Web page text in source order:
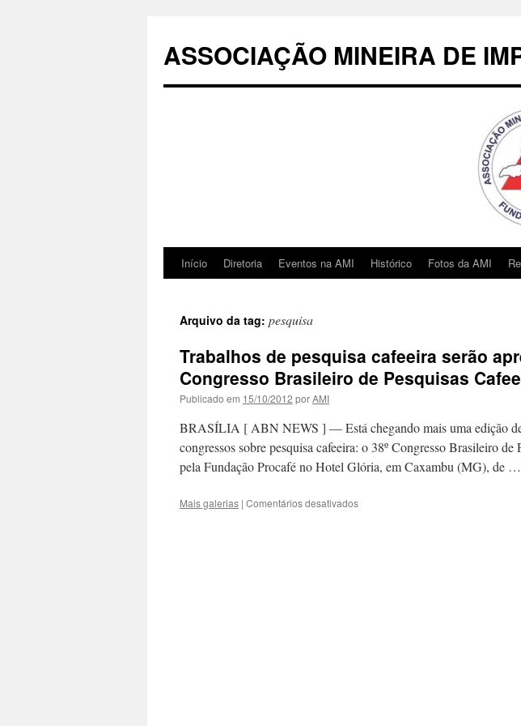
conteúdo
ASSOCIAÇÃO MINEIRA DE
Início Diretoria Eventos na AMI Histórico Fotos da AMI
Arquivo da tag: pesquisa
Trabalhos de pesquisa cafeeira serão
Congresso Brasileiro de Pesquisas
Publicado em 15/10/2012 porAMI
BRASÍLIA [ ABN NEWS ] — Está chegando mais uma edição
congressos sobre pesquisa cafeeira: o 38º Congresso Brasileiro de
pela Fundação Procafé no Hotel Glória, em Caxambu (MG), de …
Mais galerias | Comentários desativadosem